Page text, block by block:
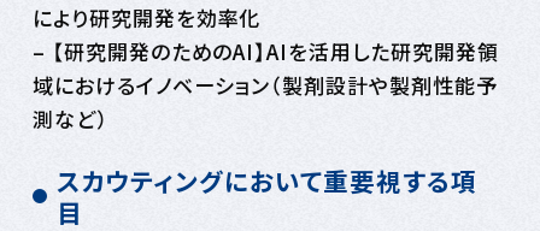
により研究開発を効率化​
– 【研究開発のためのAI】AIを活用した研究開発領
域におけるイノベーション（製剤設計や製剤性能予
測など）​
スカウティングにおいて重要視する項
目